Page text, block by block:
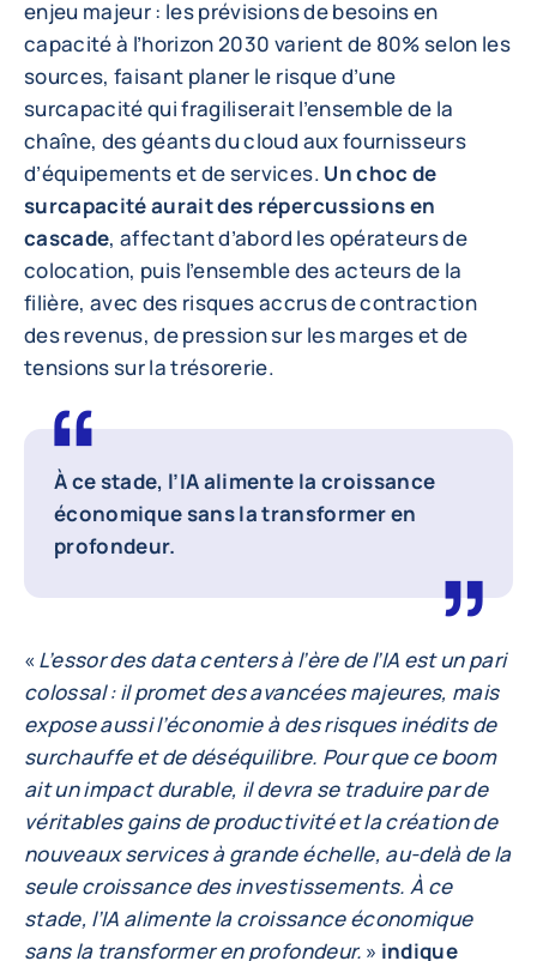
enjeu majeur : les prévisions de besoins en
capacité à l’horizon 2030 varient de 80% selon les
sources, faisant planer le risque d’une
surcapacité qui fragiliserait l’ensemble de la
chaîne, des géants du cloud aux fournisseurs
d’équipements et de services. Un choc de
surcapacité aurait des répercussions en
cascade, affectant d’abord les opérateurs de
colocation, puis l’ensemble des acteurs de la
filière, avec des risques accrus de contraction
des revenus, de pression sur les marges et de
tensions sur la trésorerie.
À ce stade, l’IA alimente la croissance
économique sans la transformer en
profondeur.
« L’essor des data centers à l’ère de l’IA est un pari
colossal : il promet des avancées majeures, mais
expose aussi l’économie à des risques inédits de
surchauffe et de déséquilibre. Pour que ce boom
ait un impact durable, il devra se traduire par de
véritables gains de productivité et la création de
nouveaux services à grande échelle, au-delà de la
seule croissance des investissements. À ce
stade, l’IA alimente la croissance économique
sans la transformer en profondeur. » indique